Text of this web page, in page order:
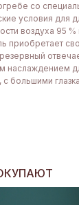
со
условия для
воздуха 95 %
приобретает
наслаждением
большими